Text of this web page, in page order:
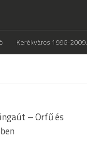
Kerékváros 1996-2009.
– Orfű és